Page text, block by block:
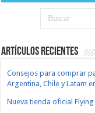
Artículos recientes
Consejos para comprar
Argentina, Chile y Latam
Nueva tienda oficial Flying